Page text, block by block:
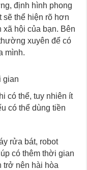
định hình phong
sẽ thể hiện rõ hơn
hội của bạn. Bên
xuyên để có
mình.
gian
có thể, tuy nhiên ít
có thể dùng tiền
rửa bát, robot
có thêm thời gian
trở nên hài hòa